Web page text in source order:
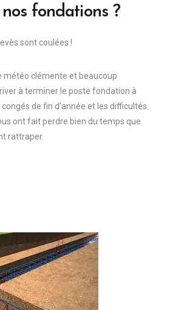
fondations ?
sont coulées !
météo clémente et beaucoup
à terminer le poste fondation à
de fin d’année et les difficultés
ont fait perdre bien du temps que
rattraper.